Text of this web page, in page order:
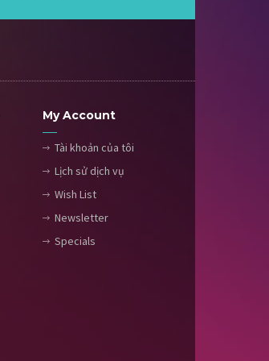
My Account
Tài khoản của tôi
Lịch sử dịch vụ
Wish List
Newsletter
Specials